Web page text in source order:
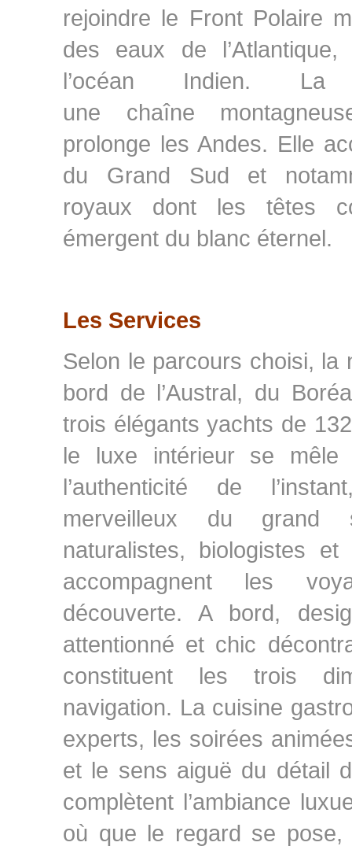
rejoindre le Front Polaire
des eaux de
l’océan Indien. La
une chaîne
prolonge les Andes. Elle
du Grand Sud et
royaux dont les têtes
émergent du blanc éternel.
Les Services
Selon le parcours choisi, la
bord de l’Austral, du
trois élégants yachts de
le luxe intérieur se mêle
l’authenticité de
merveilleux du grand
naturalistes, biologistes et
accompagnent les
découverte. A bord,
attentionné et chic
constituent les trois
navigation. La cuisine
experts, les soirées
et le sens aiguë du détail
complètent l’ambiance
où que le regard se